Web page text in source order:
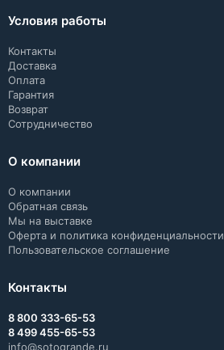
Условия работы
Контакты
Доставка
Оплата
Гарантия
Возврат
Сотрудничество
О компании
О компании
Обратная связь
Мы на выставке
Оферта и политика конфиденциальности
Пользовательское соглашение
Контакты
8 800 333-65-53
8 499 455-65-53
info@sotogrande.ru